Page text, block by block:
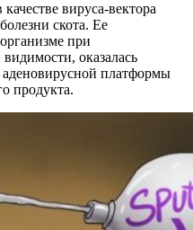
качестве вируса-вектора
скота. Ее
при
оказалась
аденовирусной платформы
продукта.